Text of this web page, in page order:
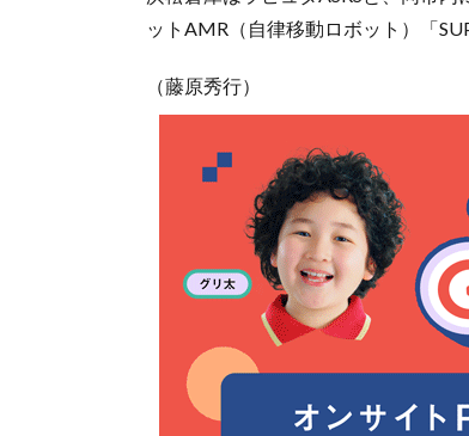
ットAMR（自律移動ロボット）「
（藤原秀行）